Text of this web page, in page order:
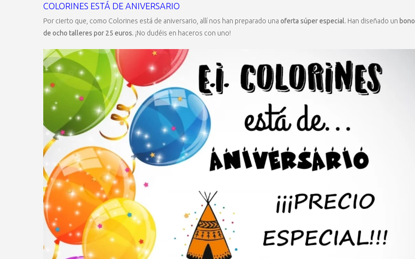
COLORINES ESTÁ DE ANIVERSARIO
Por cierto que, como Colorines está de aniversario, allí nos han preparado una oferta súper especial. Han diseñado un bono
de ocho talleres por 25 euros. ¡No dudéis en haceros con uno!